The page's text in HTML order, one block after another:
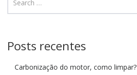
Posts recentes
Carbonização do motor, como limpar?